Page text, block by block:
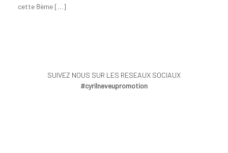
cette 8ème […]
SUIVEZ NOUS SUR LES RESEAUX SOCIAUX
#cyrilneveupromotion